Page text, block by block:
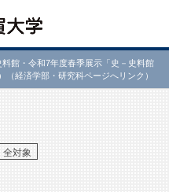
館・令和7年度春季展示「史－史料館
経済学部・研究科ページへリンク）
全対象